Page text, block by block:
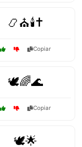
📿⛪🕯️✝️
Copiar
🕊️🌈🌊
Copiar
🕊️🌟